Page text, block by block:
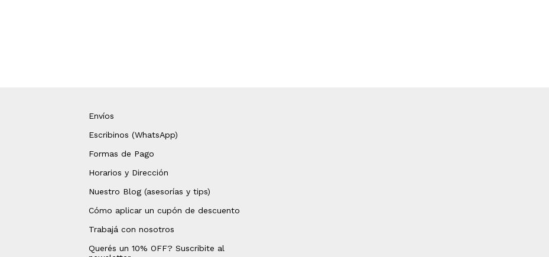
Envíos
Escribinos (WhatsApp)
Formas de Pago
Horarios y Dirección
Nuestro Blog (asesorías y tips)
Cómo aplicar un cupón de descuento
Trabajá con nosotros
Querés un 10% OFF? Suscribite al